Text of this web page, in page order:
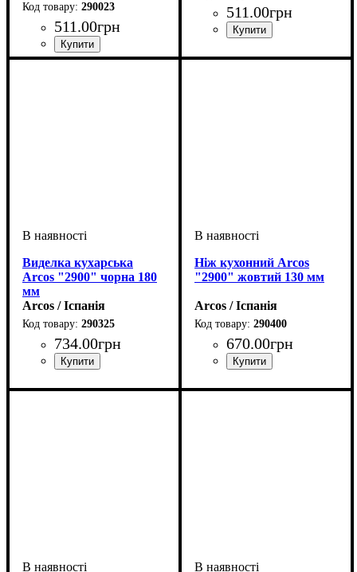
290023
511.00грн
511.00грн
Виделка кухарська
Arcos "2900" чорна 180
мм
Arcos / Іспанія
290325
734.00грн
Ніж кухонний Arcos
"2900" жовтий 130 мм
Arcos / Іспанія
290400
670.00грн